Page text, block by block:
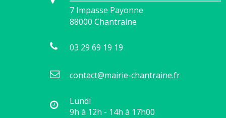
7 Impasse Payonne
88000 Chantraine
03 29 69 19 19
contact@mairie-chantraine.fr
Lundi
9h à 12h - 14h à 17h00